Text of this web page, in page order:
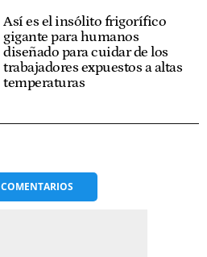
Así es el insólito frigorífico
gigante para humanos
diseñado para cuidar de los
trabajadores expuestos a altas
temperaturas
COMENTARIOS